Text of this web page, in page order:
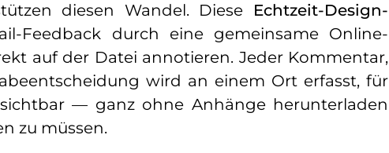
diesen Wandel. Diese Echtzeit-Design-
Feedback durch eine gemeinsame Online-
auf der Datei annotieren. Jeder Kommentar,
wird an einem Ort erfasst, für
— ganz ohne Anhänge herunterladen
zu müssen.